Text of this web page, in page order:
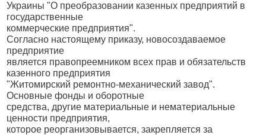
Украины "О преобразовании казенных предприятий в
государственные
коммерческие предприятия".
Согласно настоящему приказу, новосоздаваемое
предприятие
является правопреемником всех прав и обязательств
казенного предприятия
"Житомирский ремонтно-механический завод".
Основные фонды и оборотные
средства, другие материальные и нематериальные
ценности предприятия,
которое реорганизовывается, закрепляется за